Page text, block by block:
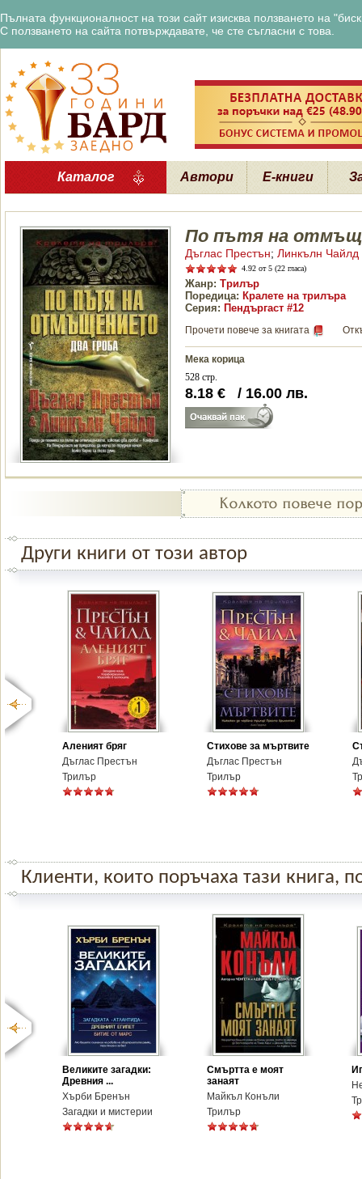
Пълната функционалност на този сайт изисква ползването на
С ползването на сайта потвърждавате, че сте съгласни с това.
Каталог Автори Е-книги
По пътя на
Дъглас Престън; Линкълн Чайлд
4.92 от 5 (22 гласа)
Жанр: Трилър
Поредица: Кралете на трилъра
Серия: Пендъргаст #12
Прочети повече за книгата
Мека корица
528 стр.
8.18 € / 16.00 лв.
Други книги от този автор
Аленият бряг
Дъглас Престън
Трилър
Стихове за мъртвите
Дъглас Престън
Трилър
Клиенти, които поръчаха тази книга,
Великите загадки:
Древния ...
Хърби Бренън
Загадки и мистерии
Смъртта е моят
занаят
Майкъл Конъли
Трилър